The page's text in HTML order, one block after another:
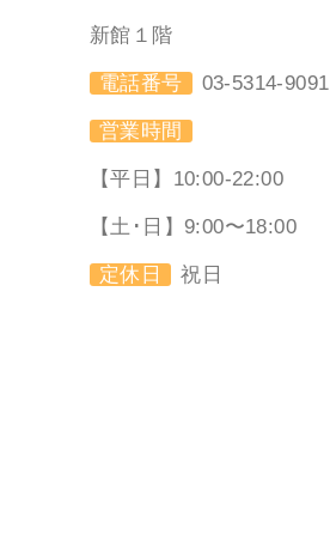
新館１階
電話番号 03-5314-9091
営業時間
【平日】10:00-22:00
【土･日】9:00〜18:00
定休日 祝日